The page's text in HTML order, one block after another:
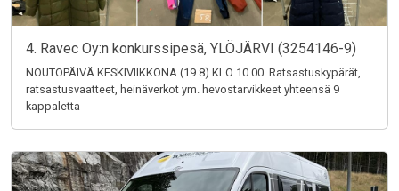
4. Ravec Oy:n konkurssipesä, YLÖJÄRVI (3254146-9)
NOUTOPÄIVÄ KESKIVIIKKONA (19.8) KLO 10.00. Ratsastuskypärät,
ratsastusvaatteet, heinäverkot ym. hevostarvikkeet yhteensä 9
kappaletta